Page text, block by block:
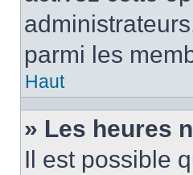
parmi les
Haut
» Les heures
Il est possible